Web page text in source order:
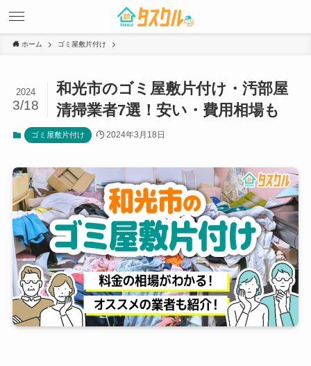
ホーム ゴミ屋敷片付け
和光市のゴミ屋敷片付け・汚部屋
清掃業者7選！安い・費用相場も
2024
3/18
ゴミ屋敷片付け 2024年3月18日